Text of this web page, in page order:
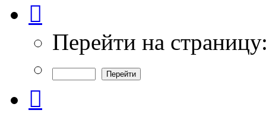
из
Перейти на